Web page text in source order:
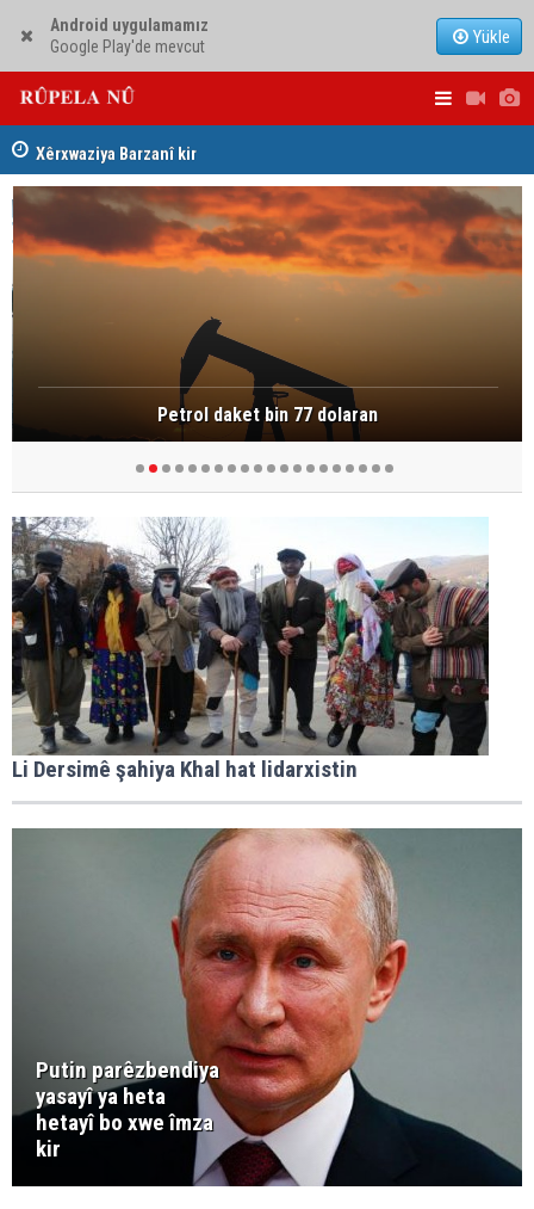
Android uygulamamız
Google Play'de mevcut
Yükle
Dezga Giştî ya Deverên di Derveyê Kurdistanê de
gotinên parêzgere Kerkûkê Muhammed Saman red kir
Petrol daket bin 77 dolaran
Li Dersimê şahiya Khal hat lidarxistin
Putin parêzbendiya
yasayî ya heta
hetayî bo xwe îmza
kir